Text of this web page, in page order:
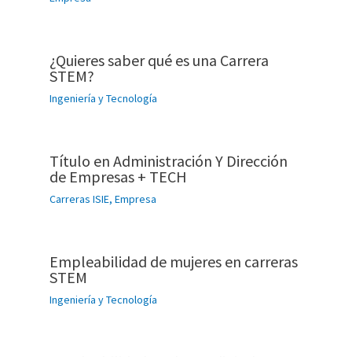
¿Quieres saber qué es una Carrera
STEM?
Ingeniería y Tecnología
Título en Administración Y Dirección
de Empresas + TECH
Carreras ISIE, Empresa
Empleabilidad de mujeres en carreras
STEM
Ingeniería y Tecnología